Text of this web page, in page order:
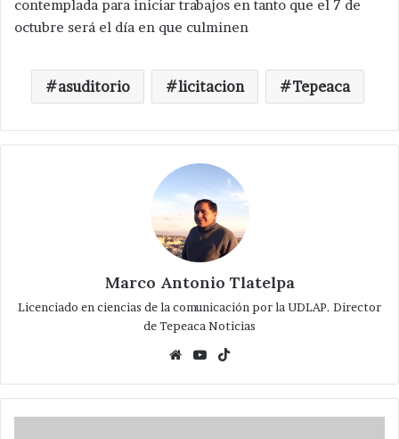
contemplada para iniciar trabajos en tanto que el 7 de
octubre será el día en que culminen
asuditorio licitacion Tepeaca
Marco Antonio Tlatelpa
Licenciado en ciencias de la comunicación por la UDLAP. Director
de Tepeaca Noticias
WebsiteYouTube